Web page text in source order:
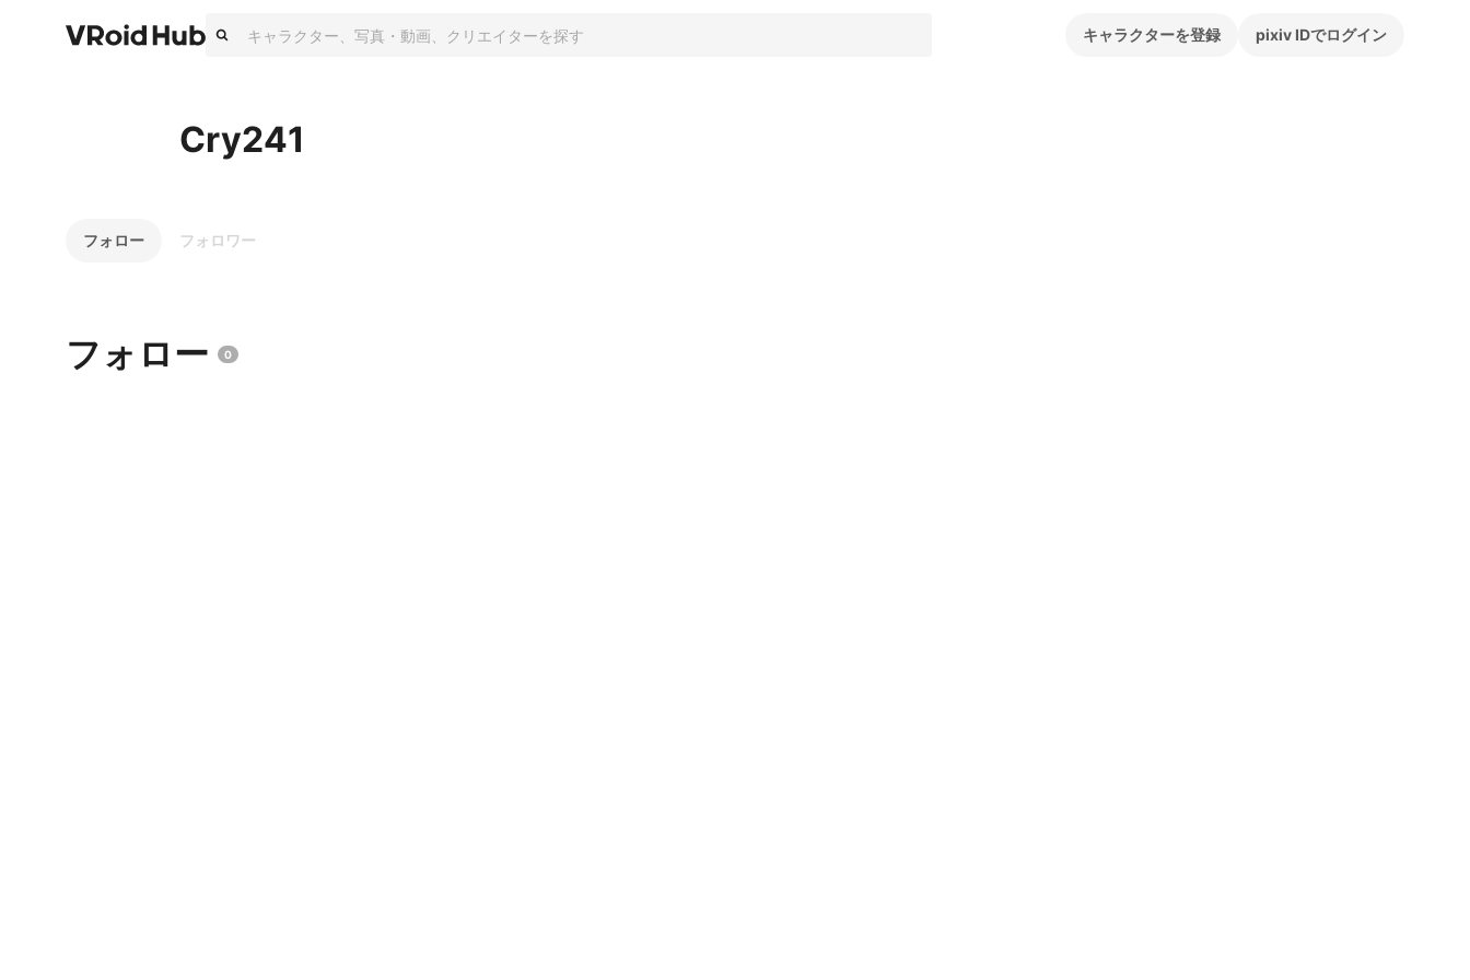
キャラクターを登録 pixiv IDでログイン
Cry241
フォロー フォロワー
フォロー 0